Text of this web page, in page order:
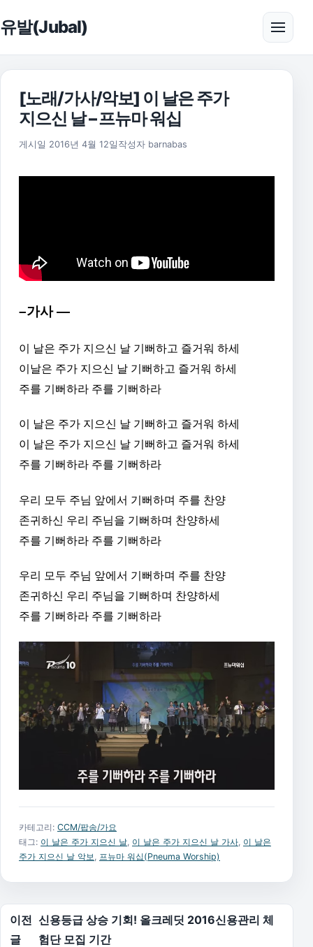
유발(Jubal) 메뉴
[노래/가사/악보] 이 날은 주가
지으신 날 – 프뉴마 워십
게시일 2016년 4월 12일 2025년 11월 18일
작성자 barnabas
–가사 —
이 날은 주가 지으신 날 기뻐하고 즐거워 하세
이날은 주가 지으신 날 기뻐하고 즐거워 하세
주를 기뻐하라 주를 기뻐하라
이 날은 주가 지으신 날 기뻐하고 즐거워 하세
이 날은 주가 지으신 날 기뻐하고 즐거워 하세
주를 기뻐하라 주를 기뻐하라
우리 모두 주님 앞에서 기뻐하며 주를 찬양
존귀하신 우리 주님을 기뻐하며 찬양하세
주를 기뻐하라 주를 기뻐하라
우리 모두 주님 앞에서 기뻐하며 주를 찬양
존귀하신 우리 주님을 기뻐하며 찬양하세
주를 기뻐하라 주를 기뻐하라
카테고리: CCM/팝송/가요
태그: 이 날은 주가 지으신 날 이 날은 주가 지으신 날 가사 이 날은
주가 지으신 날 악보
프뉴마 워십(Pneuma Worship)
글 탐색
이전
글
신용등급 상승 기회! 올크레딧 2016신용관리 체
험단 모집 기간